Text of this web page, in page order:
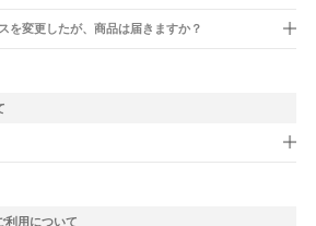
を変更したが、商品は届きますか？
利用について